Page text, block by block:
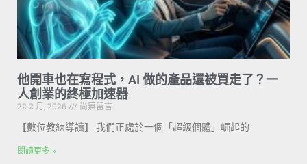
他開車也在寫程式，AI 做的產品還被買走了？一
人創業的終極加速器
22 2 月, 2026
尚無留言
【數位教練導讀】 我們正處於一個「超級個體」崛起的
閱讀更多 »